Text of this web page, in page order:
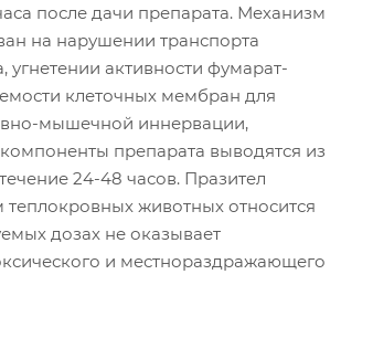
после дачи препарата. Механизм
на нарушении транспорта
активности фумарат-
клеточных мембран для
мышечной иннервации,
препарата выводятся из
24-48 часов. Празител
теплокровных животных относится
дозах не оказывает
и местнораздражающего